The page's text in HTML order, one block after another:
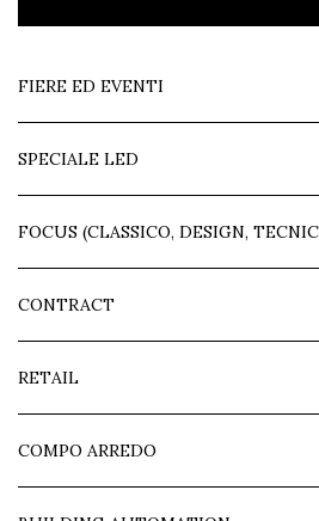
FIERE ED EVENTI
SPECIALE LED
FOCUS (CLASSICO, DESIGN,
CONTRACT
RETAIL
COMPO ARREDO